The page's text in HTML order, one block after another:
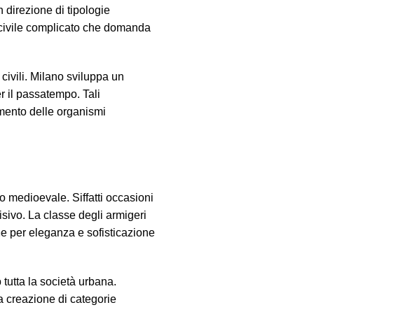
direzione di tipologie
complicato che domanda
Milano sviluppa un
il passatempo. Tali
delle organismi
medioevale. Siffatti occasioni
La classe degli armigeri
per eleganza e sofisticazione
la società urbana.
creazione di categorie